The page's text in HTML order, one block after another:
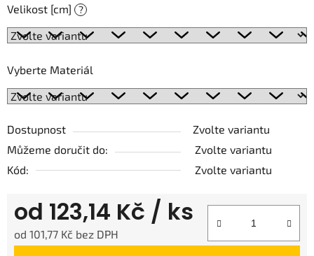
Velikost [cm] ?
Vyberte Materiál
Dostupnost
Zvolte variantu
Můžeme doručit do:
Zvolte variantu
Kód:
Zvolte variantu
od 123,14 Kč / ks
od 101,77 Kč bez DPH